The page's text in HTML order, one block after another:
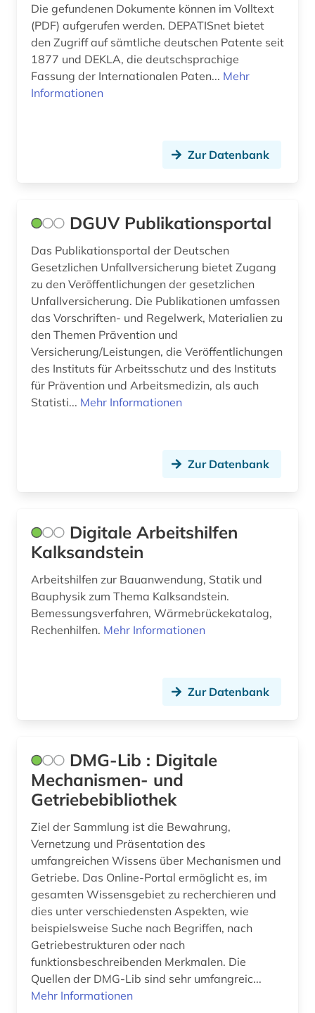
Die gefundenen Dokumente können im Volltext
(PDF) aufgerufen werden. DEPATISnet bietet
den Zugriff auf sämtliche deutschen Patente seit
1877 und DEKLA, die deutschsprachige
Fassung der Internationalen Paten... Mehr
Informationen
Zur Datenbank
DGUV Publikationsportal
Das Publikationsportal der Deutschen
Gesetzlichen Unfallversicherung bietet Zugang
zu den Veröffentlichungen der gesetzlichen
Unfallversicherung. Die Publikationen umfassen
das Vorschriften- und Regelwerk, Materialien zu
den Themen Prävention und
Versicherung/Leistungen, die Veröffentlichungen
des Instituts für Arbeitsschutz und des Instituts
für Prävention und Arbeitsmedizin, als auch
Statisti... Mehr Informationen
Zur Datenbank
Digitale Arbeitshilfen
Kalksandstein
Arbeitshilfen zur Bauanwendung, Statik und
Bauphysik zum Thema Kalksandstein.
Bemessungsverfahren, Wärmebrückekatalog,
Rechenhilfen. Mehr Informationen
Zur Datenbank
DMG-Lib : Digitale
Mechanismen- und
Getriebebibliothek
Ziel der Sammlung ist die Bewahrung,
Vernetzung und Präsentation des
umfangreichen Wissens über Mechanismen und
Getriebe. Das Online-Portal ermöglicht es, im
gesamten Wissensgebiet zu recherchieren und
dies unter verschiedensten Aspekten, wie
beispielsweise Suche nach Begriffen, nach
Getriebestrukturen oder nach
funktionsbeschreibenden Merkmalen. Die
Quellen der DMG-Lib sind sehr umfangreic...
Mehr Informationen